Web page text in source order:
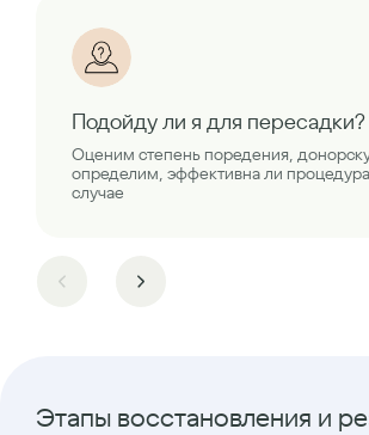
Подойду ли я для пересадки?
Оценим степень поредения,
определим, эффективна ли
случае
Этапы восстановления и